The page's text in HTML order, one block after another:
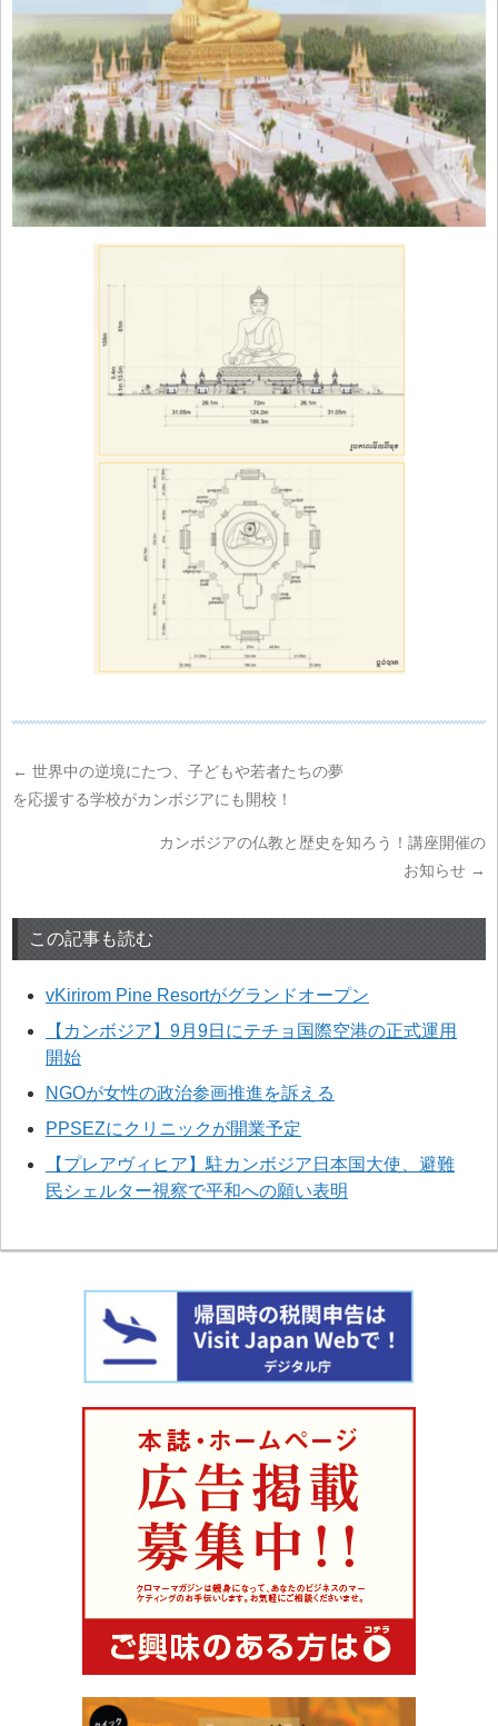
← 世界中の逆境にたつ、子どもや若者たちの夢
を応援する学校がカンボジアにも開校！
カンボジアの仏教と歴史を知ろう！講座開催の
お知らせ →
この記事も読む
vKirirom Pine Resortがグランドオープン
【カンボジア】9月9日にテチョ国際空港の正式運用
開始
NGOが女性の政治参画推進を訴える
PPSEZにクリニックが開業予定
【プレアヴィヒア】駐カンボジア日本国大使、避難
民シェルター視察で平和への願い表明